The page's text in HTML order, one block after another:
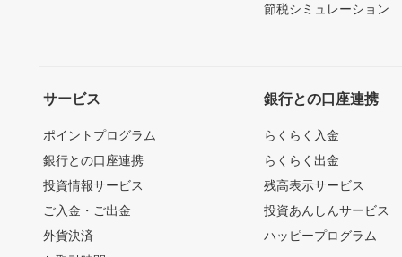
節税シミュレーション
サービス
ポイントプログラム
銀行との口座連携
投資情報サービス
ご入金・ご出金
外貨決済
銀行との口座連携
らくらく入金
らくらく出金
残高表示サービス
投資あんしんサービス
ハッピープログラム